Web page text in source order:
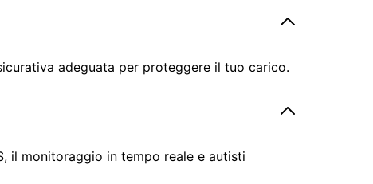
adeguata per proteggere il tuo carico.
il monitoraggio in tempo reale e autisti